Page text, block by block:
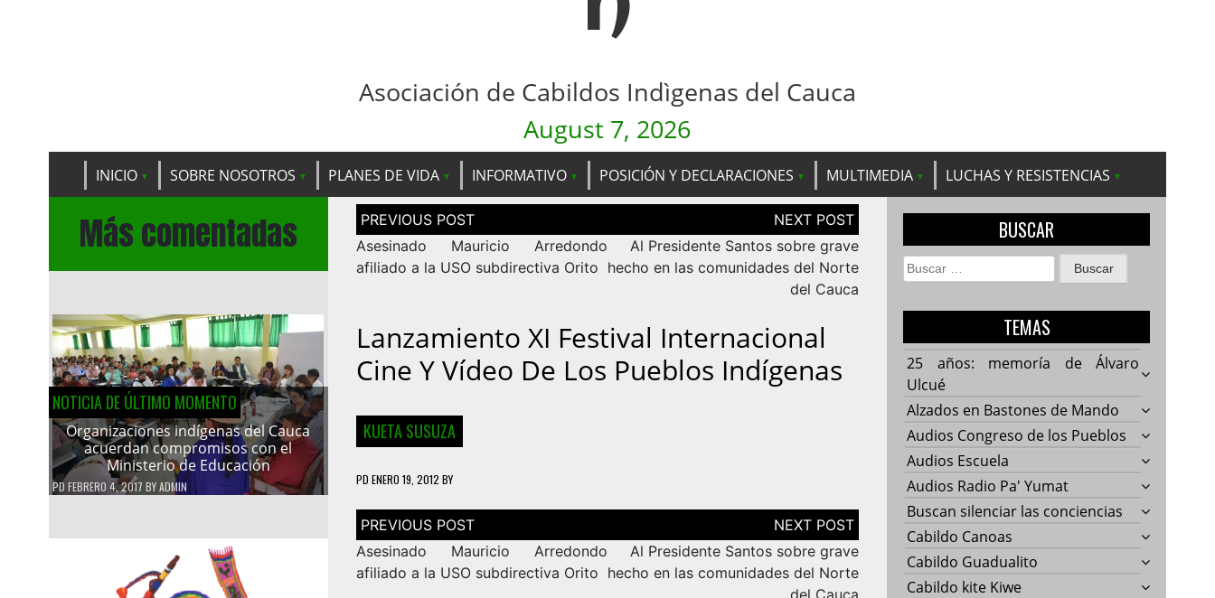
Asociación de Cabildos Indìgenas del Cauca
August 7, 2026
INICIO SOBRE NOSOTROS PLANES DE VIDA INFORMATIVO POSICIÓN Y DECLARACIONES MULTIMEDIA LUCHAS Y RESISTENCIAS
Más comentadas
NOTICIA DE ÚLTIMO MOMENTO
Organizaciones indígenas del Cauca
acuerdan compromisos con el
Ministerio de Educación
PD FEBRERO 4, 2017 BYADMIN
Navegación
de
entradas
Asesinado Mauricio Arredondo
afiliado a la USO subdirectiva Orito
Al Presidente Santos sobre grave
hecho en las comunidades del Norte
del Cauca
Lanzamiento XI Festival Internacional
Cine Y Vídeo De Los Pueblos Indígenas
KUETA SUSUZA
PD ENERO 19, 2012 BY
Navegación
de
entradas
Asesinado Mauricio Arredondo
afiliado a la USO subdirectiva Orito
Al Presidente Santos sobre grave
hecho en las comunidades del Norte
del Cauca
BUSCAR
Buscar:
TEMAS
25 años: memoría de Álvaro
Ulcué
Alzados en Bastones de Mando
Audios Congreso de los Pueblos
Audios Escuela
Audios Radio Pa' Yumat
Buscan silenciar las conciencias
Cabildo Canoas
Cabildo Guadualito
Cabildo kite Kiwe